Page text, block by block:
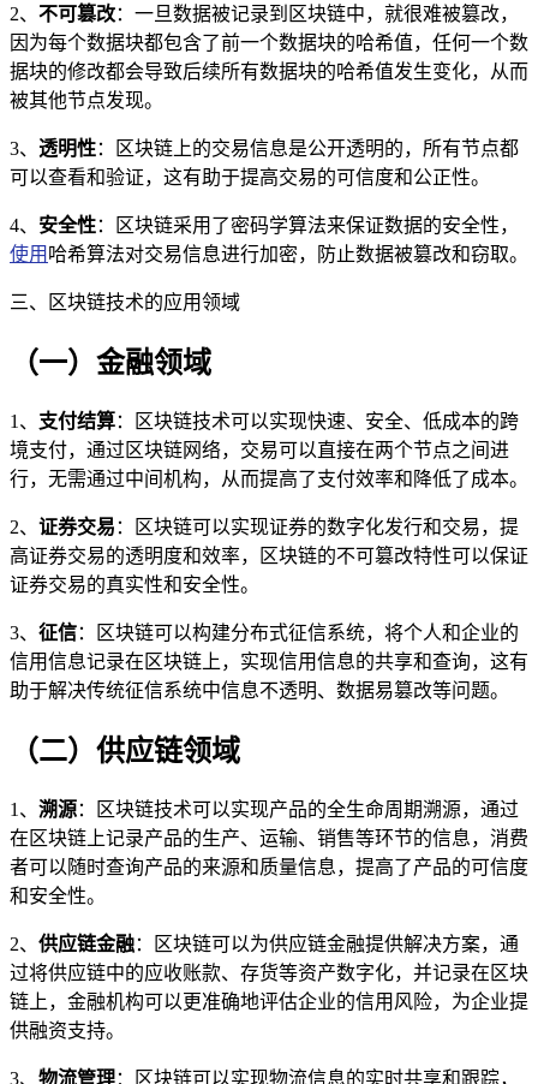
2、 不可篡改：一旦数据被记录到区块链中，就很难被篡改，
因为每个数据块都包含了前一个数据块的哈希值，任何一个数
据块的修改都会导致后续所有数据块的哈希值发生变化，从而
被其他节点发现。
3、 透明性：区块链上的交易信息是公开透明的，所有节点都
可以查看和验证，这有助于提高交易的可信度和公正性。
4、 安全性：区块链采用了密码学算法来保证数据的安全性，
使用 哈希算法对交易信息进行加密，防止数据被篡改和窃取。
三、区块链技术的应用领域
（一）金融领域
1、 支付结算：区块链技术可以实现快速、安全、低成本的跨
境支付，通过区块链网络，交易可以直接在两个节点之间进
行，无需通过中间机构，从而提高了支付效率和降低了成本。
2、 证券交易 ：区块链可以实现证券的数字化发行和交易，提
高证券交易的透明度和效率，区块链的不可篡改特性可以保证
证券交易的真实性和安全性。
3、 征信：区块链可以构建分布式征信系统，将个人和企业的
信用信息记录在区块链上，实现信用信息的共享和查询，这有
助于解决传统征信系统中信息不透明、数据易篡改等问题。
（二）供应链领域
1、 溯源：区块链技术可以实现产品的全生命周期溯源，通过
在区块链上记录产品的生产、运输、销售等环节的信息，消费
者可以随时查询产品的来源和质量信息，提高了产品的可信度
和安全性。
2、 供应链金融：区块链可以为供应链金融提供解决方案，通
过将供应链中的应收账款、存货等资产数字化，并记录在区块
链上，金融机构可以更准确地评估企业的信用风险，为企业提
供融资支持。
3、 物流管理：区块链可以实现物流信息的实时共享和跟踪，